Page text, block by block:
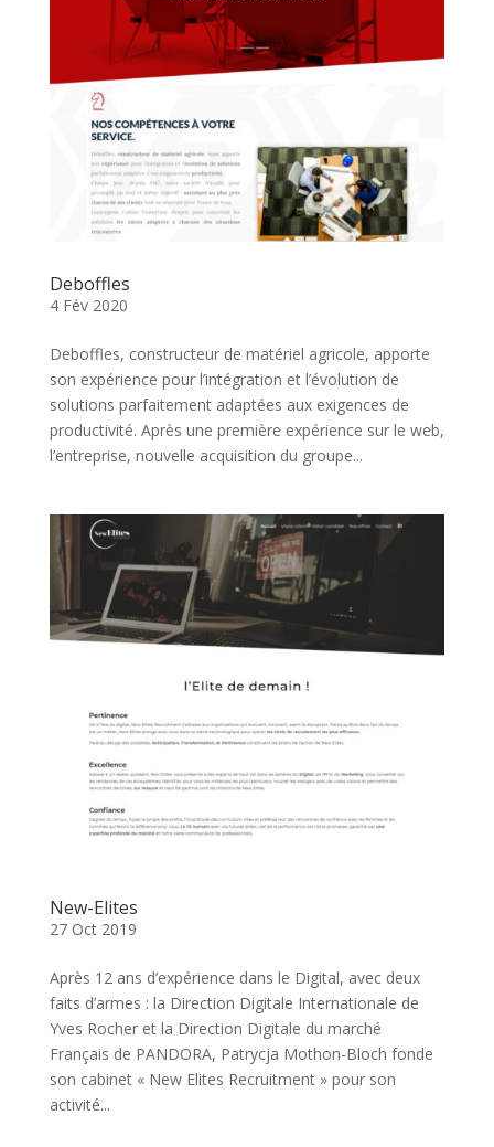
Deboffles
4 Fév 2020
Deboffles, constructeur de matériel agricole, apporte
son expérience pour l’intégration et l’évolution de
solutions parfaitement adaptées aux exigences de
productivité. Après une première expérience sur le web,
l’entreprise, nouvelle acquisition du groupe...
New-Elites
27 Oct 2019
Après 12 ans d’expérience dans le Digital, avec deux
faits d’armes : la Direction Digitale Internationale de
Yves Rocher et la Direction Digitale du marché
Français de PANDORA, Patrycja Mothon-Bloch fonde
son cabinet « New Elites Recruitment » pour son
activité...